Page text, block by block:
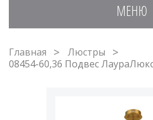
МЕНЮ
Главная
Люстры
08454-60,36 Подвес